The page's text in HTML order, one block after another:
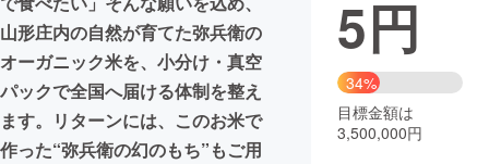
まちづくり・地域活性化
CAMPFIRE for Social Good
CAMPFIRE Creation
CAMPFIREふるさと納税 machi-ya コミュニティ
山形庄内の自然が育てた弥兵衛の
オーガニック米を、小分け・真空
パックで全国へ届ける体制を整え
ます。リターンには、このお米で
作った“弥兵衛の幻のもち”もご用
5円
34%
目標金額は
3,500,000円